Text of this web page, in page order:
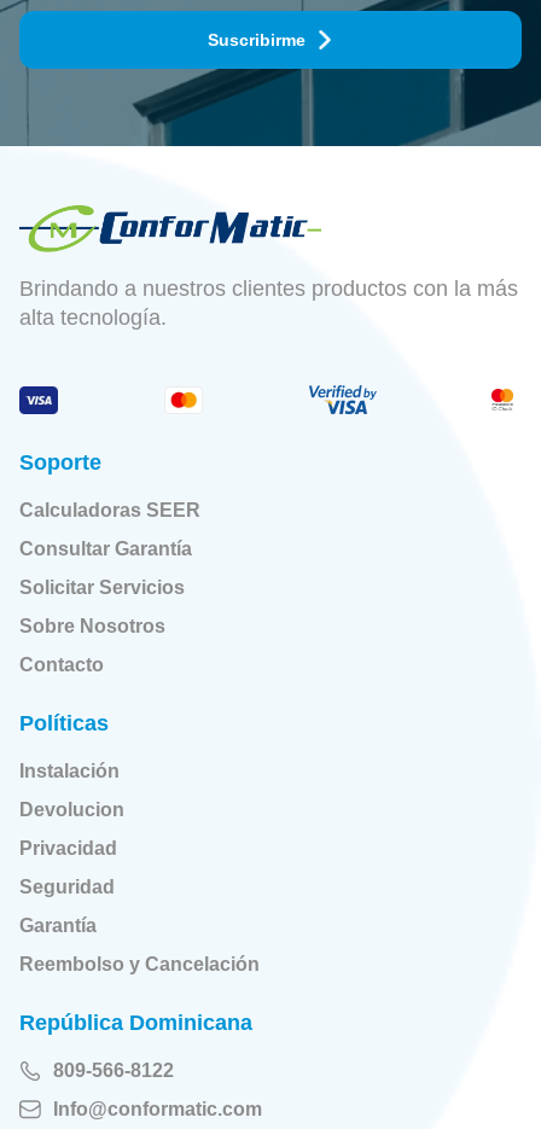
Suscribirme
Brindando a nuestros clientes productos con la más
alta tecnología.
Soporte
Calculadoras SEER
Consultar Garantía
Solicitar Servicios
Sobre Nosotros
Contacto
Políticas
Instalación
Devolucion
Privacidad
Seguridad
Garantía
Reembolso y Cancelación
República Dominicana
809-566-8122
Info@conformatic.com